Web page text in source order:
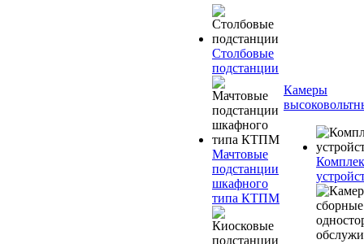
Столбовые
подстанции
Мачтовые
подстанции
шкафного
типа КТПМ
Камеры